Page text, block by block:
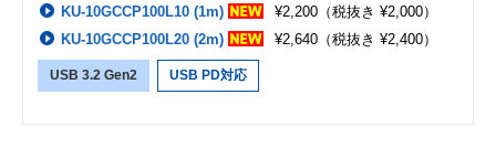
KU-10GCCP100L10 (1m) ¥2,200 （税抜き ¥2,000）
KU-10GCCP100L20 (2m)
¥2,640 （税抜き ¥2,400）
USB 3.2 Gen2 USB PD対応